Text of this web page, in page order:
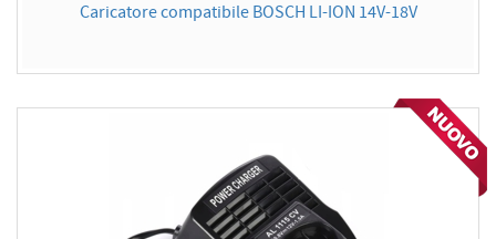
Caricatore compatibile BOSCH LI-ION 14V-18V